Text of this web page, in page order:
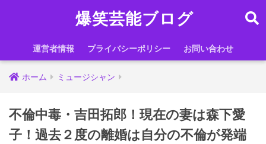
爆笑芸能ブログ
運営者情報 プライバシーポリシー お問い合わせ
ホーム ミュージシャン
不倫中毒・吉田拓郎！現在の妻は森下愛
子！過去２度の離婚は自分の不倫が発端